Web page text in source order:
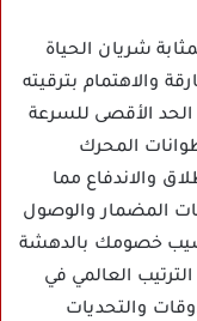
شريان الحياة
والاهتمام بترقيته
الأقصى للسرعة
المحرك
والاندفاع مما
المضمار والوصول
خصومك بالدهشة
العالمي في
والتحديات